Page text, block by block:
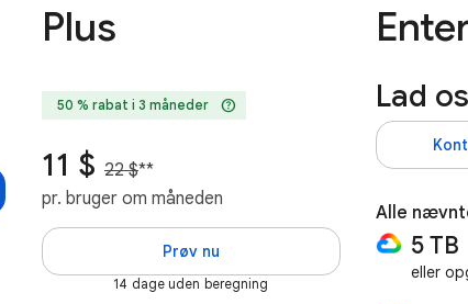
Plus
50 % rabat i 3 måneder help
11 $ 22 $**
pr. bruger om måneden
Prøv nu
14 dage uden beregning
Lad
Alle
5 TB
eller